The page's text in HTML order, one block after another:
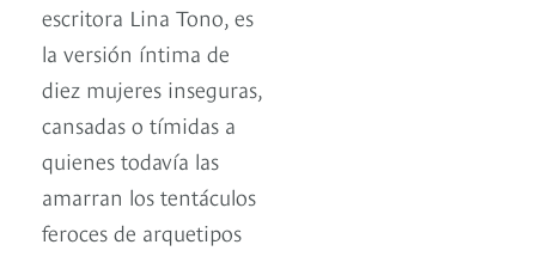
escritora Lina Tono, es
la versión íntima de
diez mujeres inseguras,
cansadas o tímidas a
quienes todavía las
amarran los tentáculos
feroces de arquetipos